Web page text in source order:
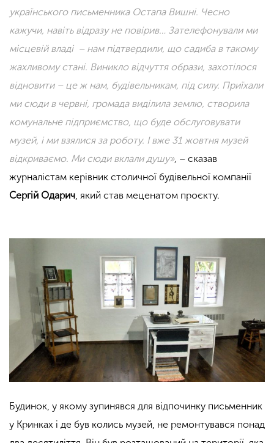
українського письменника Остапа Вишні. Чесно
кажучи, навіть відразу не повірив… Зателефонували ми
місцевій владі –нам підтвердили, що садиба в такому
жахливому стані. Виникло відчуття образи, захотілося
відновити – це ж нам, будівельникам, під силу. Приїхали
ми сюди в червні, громада виділила землю, створила
комунальне підприємство, що буде обслуговувати
музей, і ми взялися за роботу. І вже 31 жовтня музей
відкриваємо. Ми сюди вклали душу», – сказав
журналістам керівник столичної будівельної компанії
Сергій Одарич, який став меценатом проєкту.
Будинок, у якому зупинявся для відпочинку письменник
у Кринках і де був колись музей, не ремонтувався понад